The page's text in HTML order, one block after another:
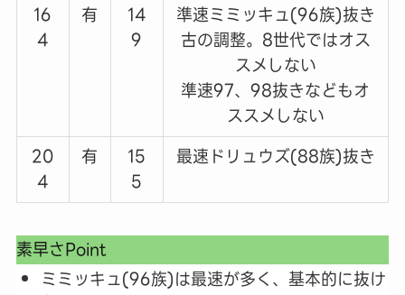
16
4
有
14
9
準速ミミッキュ(96族)抜き
古の調整。8世代ではオス
スメしない
準速97、98抜きなどもオ
ススメしない
20
4
有
15
5
最速ドリュウズ(88族)抜き
素早さPoint
ミミッキュ(96族)は最速が多く、基本的に抜け